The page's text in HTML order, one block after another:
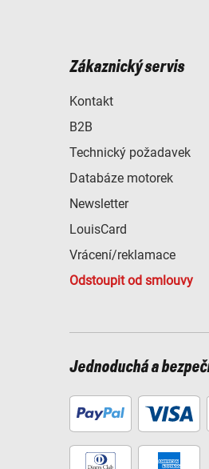
Zákaznický servis
Kontakt
B2B
Technický požadavek
Databáze motorek
Newsletter
LouisCard
Vrácení/reklamace
Odstoupit od smlouvy
Jednoduchá a